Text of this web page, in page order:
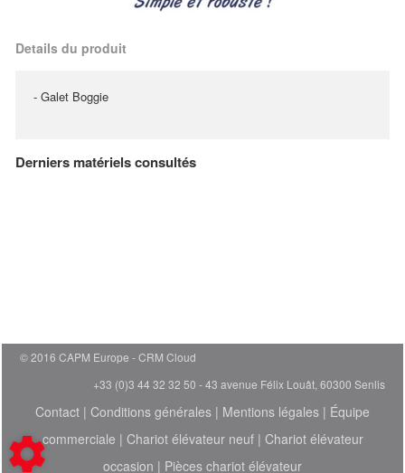
Details du produit
- Galet Boggie
Derniers matériels consultés
© 2016 CAPM Europe
CRM Cloud
+33 (0)3 44 32 32 50 - 43 avenue Félix Louât, 60300 Senlis
Contact | Conditions générales | Mentions légales | Équipe
commerciale | Chariot élévateur neuf| Chariot élévateur
occasion | Pièces chariot élévateur